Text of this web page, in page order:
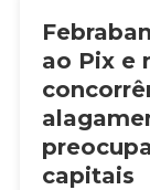
ao Pix e
capitais